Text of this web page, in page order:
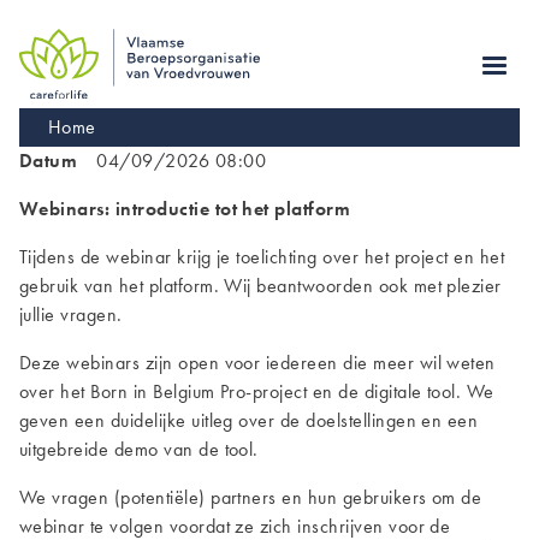
main
navigation
Kruimelpad
Home
Datum
04/09/2026 08:00
Webinars: introductie tot het platform
Tijdens de webinar krijg je toelichting over het project en het
gebruik van het platform. Wij beantwoorden ook met plezier
jullie vragen.
Deze webinars zijn open voor iedereen die meer wil weten
over het Born in Belgium Pro-project en de digitale tool. We
geven een duidelijke uitleg over de doelstellingen en een
uitgebreide demo van de tool.
We vragen (potentiële) partners en hun gebruikers om de
webinar te volgen voordat ze zich inschrijven voor de